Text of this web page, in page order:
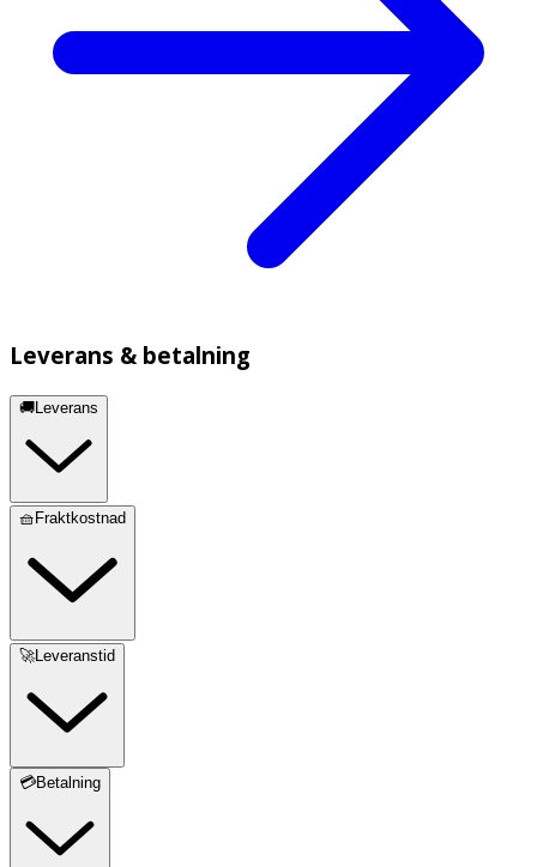
Leverans & betalning
🚚Leverans
🧺Fraktkostnad
🚀Leveranstid
💳Betalning